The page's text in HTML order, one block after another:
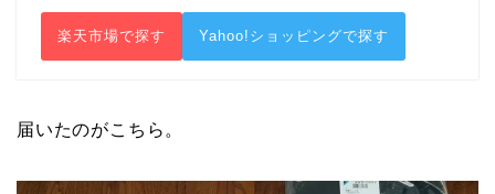
楽天市場で探す Yahoo!ショッピングで探す
届いたのがこちら。